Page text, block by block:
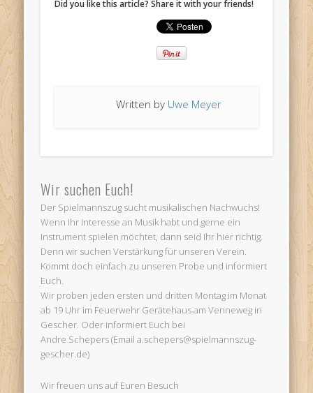
Did you like this article? Share it with your friends!
Written by Uwe Meyer
Wir suchen Euch!
Der Spielmannszug sucht musikalischen Nachwuchs!
Wenn Ihr Interesse an Musik habt und gerne ein
Instrument spielen möchtet, dann seid Ihr hier richtig.
Denn wir suchen Verstärkung für unseren Verein.
Kommt doch einfach zu unseren Probe und informiert
Euch.
Wir proben jeden ersten und dritten Montag im Monat
ab 19 Uhr im Feuerwehr Gerätehaus am Venneweg in
Gescher. Oder informiert Euch bei
Andre Schepers (Email a.schepers@spielmannszug-
gescher.de)
Wir freuen uns auf Euren Besuch